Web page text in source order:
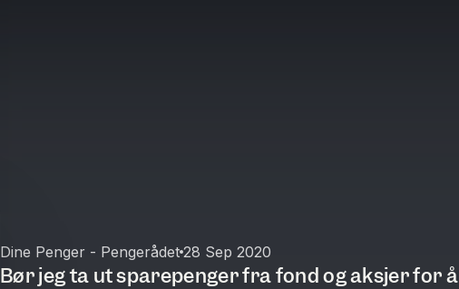
Dine Penger - Pengerådet 28 Sep 2020
Bør jeg ta ut sparepenger fra fond og aksjer for å